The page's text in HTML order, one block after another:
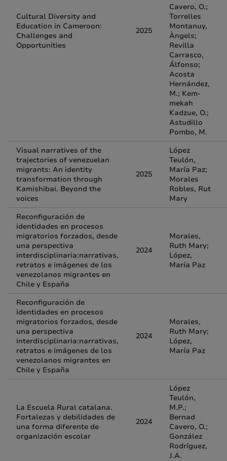
Cultural Diversity and
Education in Cameroon:
Challenges and
Opportunities
2025
Cavero, O.;
Torrelles
Montanuy,
Àngels;
Revilla
Carrasco,
Álfonso;
Acosta
Hernández,
M.; Kem-
mekah
Kadzue, O.;
Astudillo
Pombo, M.
Visual narratives of the
trajectories of venezuelan
migrants: An identity
transformation through
Kamishibai. Beyond the
voices
2025
López
Teulón,
María Paz;
Morales
Robles, Rut
Mary
Reconfiguración de
identidades en procesos
migratorios forzados, desde
una perspectiva
interdisciplinaria:narrativas,
retratos e imágenes de los
venezolanos migrantes en
Chile y España
2024
Morales,
Ruth Mary;
López,
María Paz
Reconfiguración de
identidades en procesos
migratorios forzados, desde
una perspectiva
interdisciplinaria:narrativas,
retratos e imágenes de los
venezolanos migrantes en
Chile y España
2024
Morales,
Ruth Mary;
López,
María Paz
La Escuela Rural catalana.
Fortalezas y debilidades de
una forma diferente de
organización escolar
2024
López
Teulón,
M.P.;
Bernad
Cavero, O.;
González
Rodríguez,
J.A.